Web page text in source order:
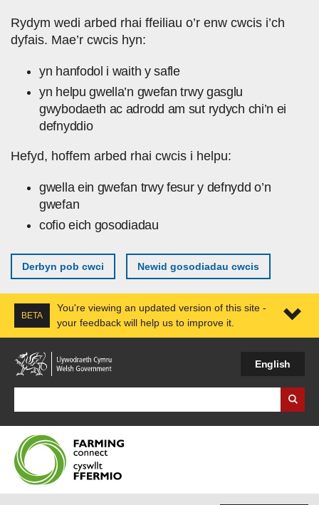
Rydym wedi arbed rhai ffeiliau o’r enw cwcis i’ch
dyfais. Mae’r cwcis hyn:
yn hanfodol i waith y safle
yn helpu gwella’n gwefan trwy gasglu
gwybodaeth ac adrodd am sut rydych chi’n ei
defnyddio
Hefyd, hoffem arbed rhai cwcis i helpu:
gwella ein gwefan trwy fesur y defnydd o’n
gwefan
cofio eich gosodiadau
Derbyn pob cwci Newid gosodiadau cwcis
BETA
You're viewing an updated version of this site -
your feedback will help us to improve it.
English